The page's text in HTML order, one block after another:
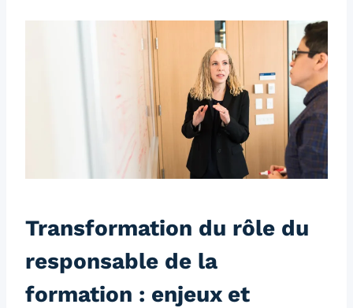
Transformation du rôle du
responsable de la
formation : enjeux et